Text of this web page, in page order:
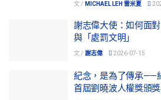
文 / MICHAEL LEH 雷米夏
謝志偉大使：如何面
與「處罰文明」
文 / 謝志偉 2026-07-15
紀念，是為了傳承——
首屆劉曉波人權獎頒